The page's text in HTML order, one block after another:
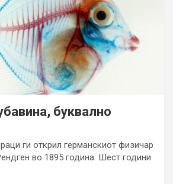
буквално
ги открил германскиот физичар
во 1895 година. Шест години